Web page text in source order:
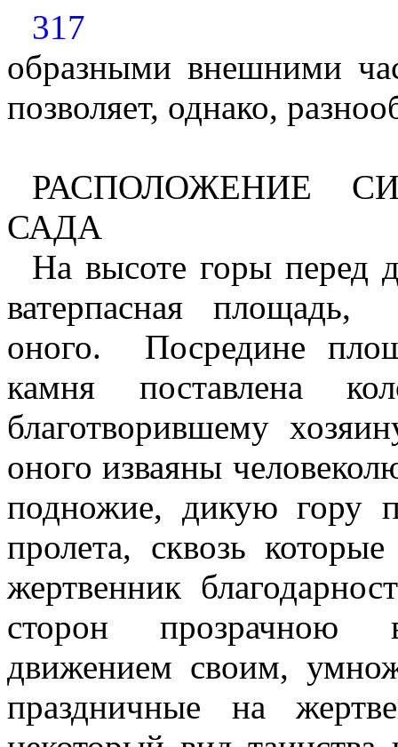
317
образными внешними
позволяет, однако,
РАСПОЛОЖЕНИЕ
САДА
На высоте горы перед
ватерпасная площадь,
оного.
Посредине
камня поставлена
благотворившему
оного изваяны
подножие, дикую гору
пролета, сквозь
жертвенник
сторон прозрачною
движением своим,
праздничные на